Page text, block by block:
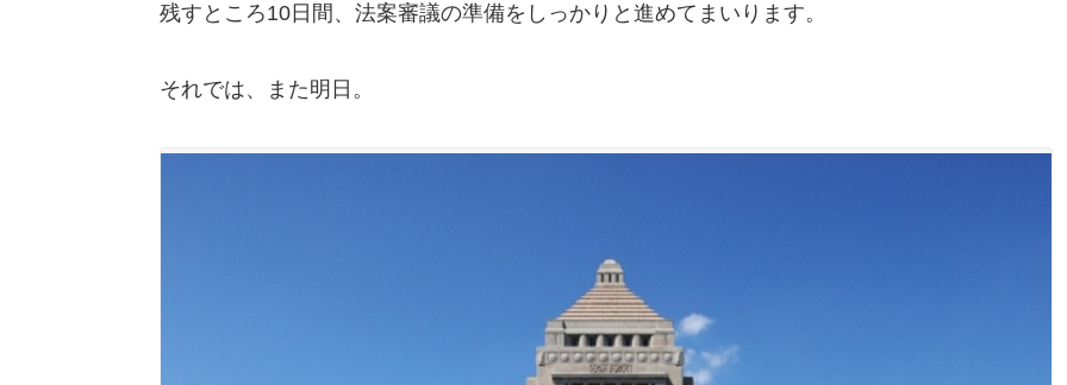
残すところ10日間、法案審議の準備をしっかりと進めてまいります。
それでは、また明日。